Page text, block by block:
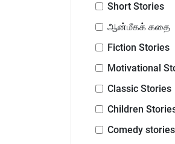
Short Stories
ஆன்மீகக் கதை
Fiction Stories
Motivational
Classic Stories
Children
Comedy stories